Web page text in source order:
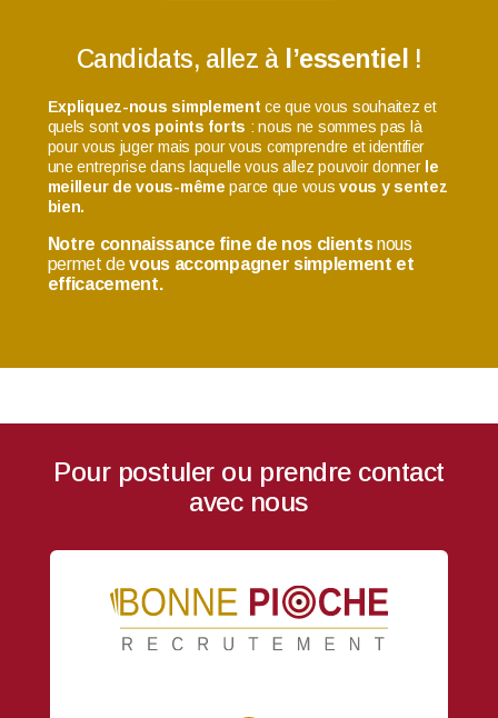
Candidats, allez à l’essentiel !
Expliquez-nous simplement ce que vous souhaitez et
quels sontvos points forts : nous ne sommes pas là
pour vous juger mais pour vous comprendre et identifier
une entreprise dans laquelle vous allez pouvoir donner le
meilleur de vous-même parce que vousvous y sentez
bien.
Notre connaissance fine de nos clientsnous
permet devous accompagner simplement et
efficacement.
Pour postulerou prendre contact
avec nous